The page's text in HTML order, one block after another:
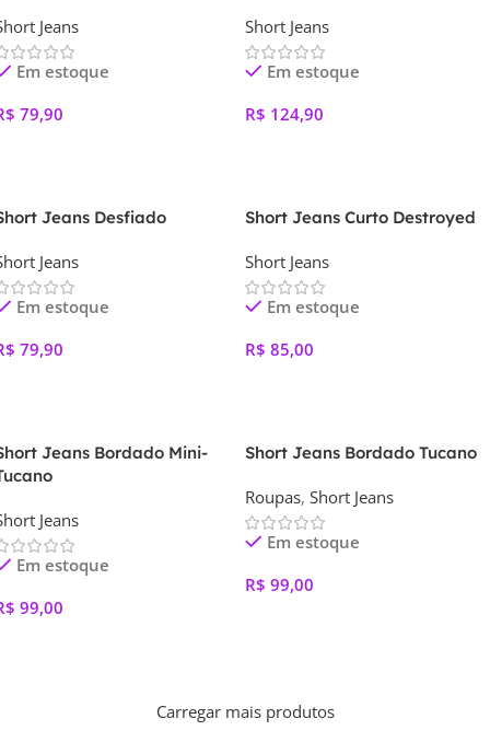
Jeans
Em estoque
79,90
Short Jeans
Em estoque
R$ 124,90
Jeans Desfiado
Jeans
Em estoque
79,90
Short Jeans Curto Destroyed
Short Jeans
Em estoque
R$ 85,00
Jeans Bordado Mini-
Jeans
Em estoque
99,00
Short Jeans Bordado Tucano
Roupas, Short Jeans
Em estoque
R$ 99,00
Carregar mais produtos